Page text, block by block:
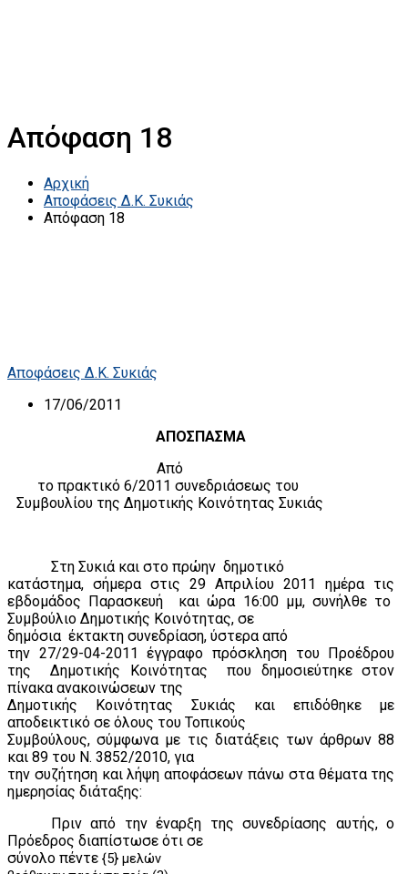
Απόφαση 18
Αρχική
Αποφάσεις Δ.Κ. Συκιάς
Απόφαση 18
Αποφάσεις Δ.Κ. Συκιάς
17/06/2011
ΑΠΟΣΠΑΣΜΑ
Από
το πρακτικό 6/2011 συνεδριάσεως του
Συμβουλίου της Δημοτικής Κοινότητας Συκιάς
Στη Συκιά και στο πρώην δημοτικό
κατάστημα, σήμερα στις 29 Απριλίου 2011 ημέρα τις
εβδομάδος Παρασκευή
και ώρα 16:00 μμ, συνήλθε το
Συμβούλιο Δημοτικής Κοινότητας, σε
δημόσια έκτακτη συνεδρίαση, ύστερα από
την 27/29-04-2011 έγγραφο πρόσκληση του Προέδρου
της
Δημοτικής Κοινότητας
που δημοσιεύτηκε στον
πίνακα ανακοινώσεων της
Δημοτικής Κοινότητας Συκιάς και επιδόθηκε με
αποδεικτικό σε όλους του Τοπικούς
Συμβούλους, σύμφωνα με τις διατάξεις των άρθρων 88
και 89 του Ν. 3852/2010, για
την συζήτηση και λήψη αποφάσεων πάνω στα θέματα της
ημερησίας διάταξης:
Πριν από την έναρξη της συνεδρίασης αυτής, ο
Πρόεδρος διαπίστωσε ότι σε
σύνολο πέντε {5} μελών